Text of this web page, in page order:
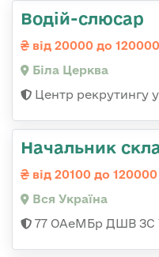
Водій-слюсар
від 20000 до
Біла Церква
Центр рекрутингу
Начальник
від 20100 до
Вся Україна
77 ОАеМБр ДШВ ЗС